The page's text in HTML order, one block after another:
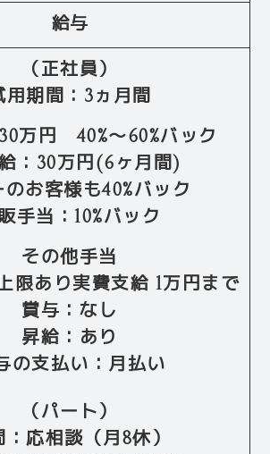
給与
（正社員）
用期間：3ヵ月間
万円 40%～60%バック
：30万円(6ヶ月間)
のお客様も40%バック
手当：10%バック
その他手当
限あり実費支給 1万円まで
賞与：なし
昇給：あり
の支払い：月払い
（パート）
：応相談（月8休）